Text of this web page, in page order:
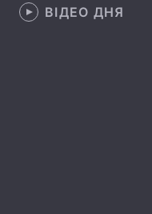
Лонгріди
ВІДЕО ДНЯ